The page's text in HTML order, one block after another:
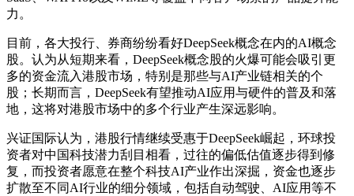
力。
目前，各大投行、券商纷纷看好DeepSeek概念在内的AI概念
股。认为从短期来看，DeepSeek概念股的火爆可能会吸引更
多的资金流入港股市场，特别是那些与AI产业链相关的个
股；长期而言，DeepSeek有望推动AI应用与硬件的普及和落
地，这将对港股市场中的多个行业产生深远影响。
兴证国际认为，港股行情继续受惠于DeepSeek崛起，环球投
资者对中国科技潜力刮目相看，过往的偏低估值逐步得到修
复，而投资者愿意在整个科技AI产业作出深掘，资金也逐步
扩散至不同AI行业的细分领域，包括自动驾驶、AI应用等不